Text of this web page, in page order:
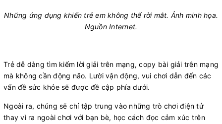
Những ứng dụng khiến trẻ em không thể rời mắt. Ảnh minh họa.
Nguồn Internet.​
Trẻ dễ dàng tìm kiếm lời giải trên mạng, copy bài giải trên mạng
mà không cần động não. Lười vận động, vui chơi dẫn đến các
vấn đề sức khỏe sẽ được đề cập phía dưới.
Ngoài ra, chúng sẽ chỉ tập trung vào những trò chơi điện tử
thay vì ra ngoài chơi với bạn bè, học cách đọc cảm xúc trên